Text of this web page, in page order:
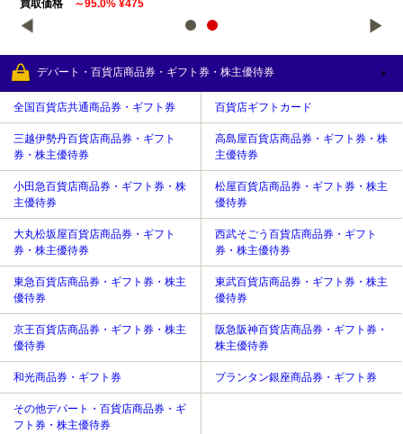
買取価格 ～95.0% ¥475
デパート・百貨店商品券・ギフト券・株主優待券
全国百貨店共通商品券・ギフト券 百貨店ギフトカード
三越伊勢丹百貨店商品券・ギフト
券・株主優待券
高島屋百貨店商品券・ギフト券・株
主優待券
小田急百貨店商品券・ギフト券・株
主優待券
松屋百貨店商品券・ギフト券・株主
優待券
大丸松坂屋百貨店商品券・ギフト
券・株主優待券
西武そごう百貨店商品券・ギフト
券・株主優待券
東急百貨店商品券・ギフト券・株主
優待券
東武百貨店商品券・ギフト券・株主
優待券
京王百貨店商品券・ギフト券・株主
優待券
阪急阪神百貨店商品券・ギフト券・
株主優待券
和光商品券・ギフト券 プランタン銀座商品券・ギフト券
その他デパート・百貨店商品券・ギ
フト券・株主優待券